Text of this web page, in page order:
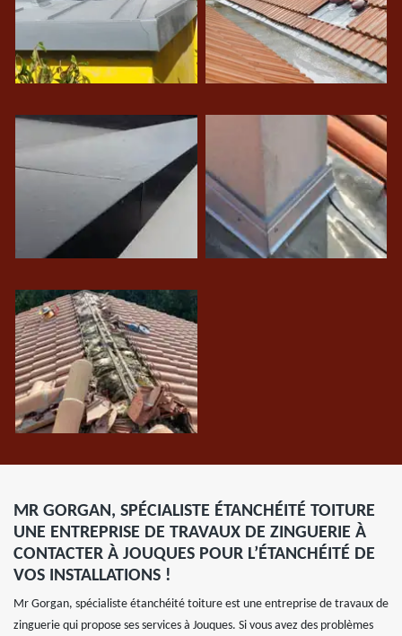
MR GORGAN, SPÉCIALISTE ÉTANCHÉITÉ TOITURE
UNE ENTREPRISE DE TRAVAUX DE ZINGUERIE À
CONTACTER À JOUQUES POUR L’ÉTANCHÉITÉ DE
VOS INSTALLATIONS !
Mr Gorgan, spécialiste étanchéité toiture est une entreprise de travaux de
zinguerie qui propose ses services à Jouques. Si vous avez des problèmes